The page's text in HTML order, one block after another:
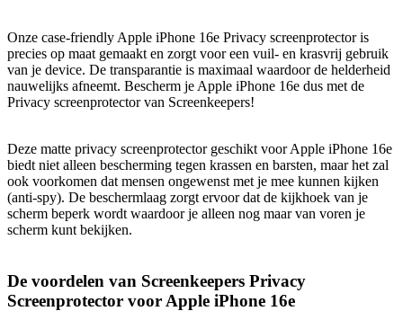
Onze case-friendly Apple iPhone 16e Privacy screenprotector is
precies op maat gemaakt en zorgt voor een vuil- en krasvrij gebruik
van je device. De transparantie is maximaal waardoor de helderheid
nauwelijks afneemt. Bescherm je Apple iPhone 16e dus met de
Privacy screenprotector van Screenkeepers!
Deze matte privacy screenprotector geschikt voor Apple iPhone 16e
biedt niet alleen bescherming tegen krassen en barsten, maar het zal
ook voorkomen dat mensen ongewenst met je mee kunnen kijken
(anti-spy). De beschermlaag zorgt ervoor dat de kijkhoek van je
scherm beperk wordt waardoor je alleen nog maar van voren je
scherm kunt bekijken.
De voordelen van Screenkeepers Privacy
Screenprotector voor Apple iPhone 16e